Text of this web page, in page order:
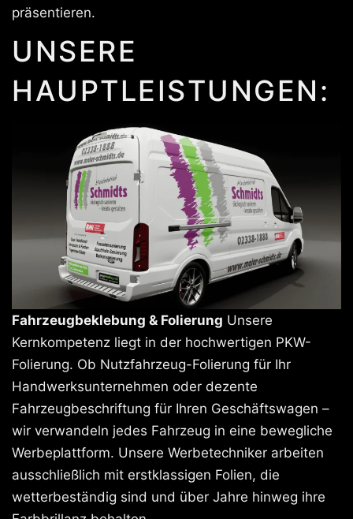
präsentieren.
UNSERE
HAUPTLEISTUNGEN:
Fahrzeugbeklebung & Folierung Unsere
Kernkompetenz liegt in der hochwertigen PKW-
Folierung. Ob Nutzfahrzeug-Folierung für Ihr
Handwerksunternehmen oder dezente
Fahrzeugbeschriftung für Ihren Geschäftswagen –
wir verwandeln jedes Fahrzeug in eine bewegliche
Werbeplattform. Unsere Werbetechniker arbeiten
ausschließlich mit erstklassigen Folien, die
wetterbeständig sind und über Jahre hinweg ihre